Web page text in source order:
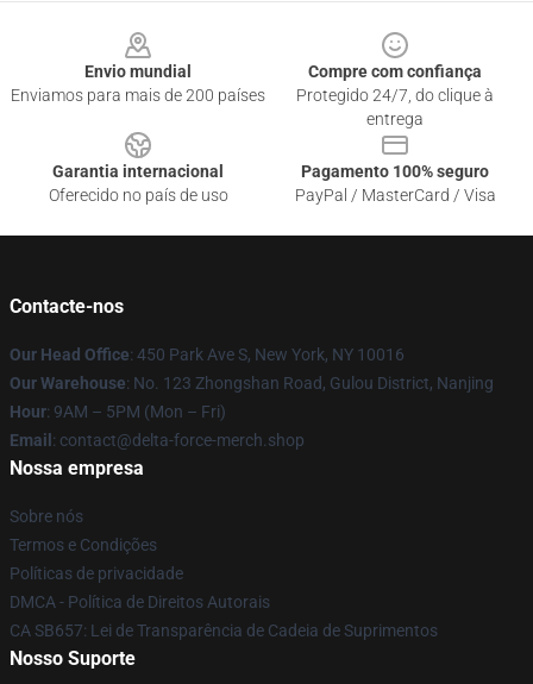
Envio mundial
Enviamos para mais de 200 países
Compre com confiança
Protegido 24/7, do clique à
entrega
Garantia internacional
Oferecido no país de uso
Pagamento 100% seguro
PayPal / MasterCard / Visa
Contacte-nos
Our Head Office: 450 Park Ave S, New York, NY 10016
Our Warehouse: No. 123 Zhongshan Road, Gulou District, Nanjing
Hour: 9AM – 5PM (Mon – Fri)
Email : contact@delta-force-merch.shop
Nossa empresa
Sobre nós
Termos e Condições
Políticas de privacidade
DMCA - Política de Direitos Autorais
CA SB657: Lei de Transparência de Cadeia de Suprimentos
Nosso Suporte